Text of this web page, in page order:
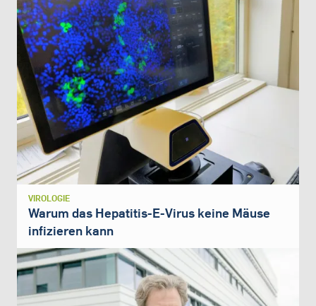
VIROLOGIE
Warum das Hepatitis-E-Virus keine Mäuse
infizieren kann